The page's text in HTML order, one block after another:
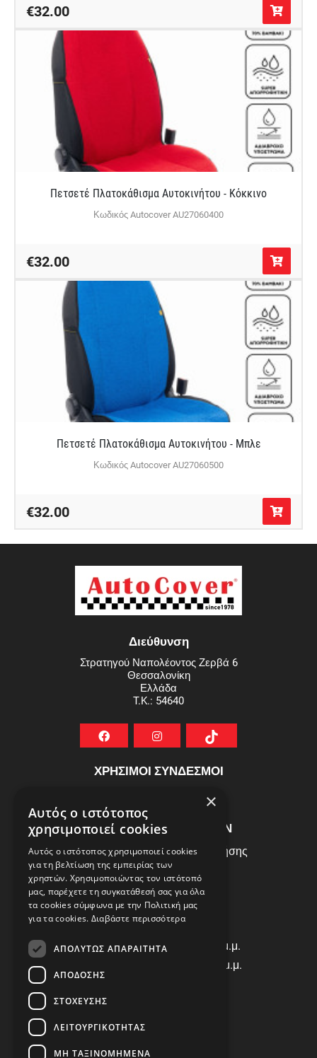
€32.00
Πετσετέ Πλατοκάθισμα Αυτοκινήτου - Κόκκινο
Κωδικός Autocover AU27060400
€32.00
Πετσετέ Πλατοκάθισμα Αυτοκινήτου - Μπλε
Κωδικός Autocover AU27060500
€32.00
Διεύθυνση
Στρατηγού Ναπολέοντος Ζερβά 6
Θεσσαλονίκη
Ελλάδα
T.K.: 54640
ΧΡΗΣΙΜΟΙ ΣΥΝΔΕΣΜΟΙ
ΕΞΥΠΗΡΕΤΗΣΗ ΠΕΛΑΤΩΝ
Πολιτική Δεδομένων - Όροι Χρήσης
Πολιτική Επιστροφών
Όροι Χρήσης
ΩΡΑΡΙΟ ΛΕΙΤΟΥΡΓΙΑΣ
Δ | Τ | Τ | Π: 8:00 π.μ. - 18:00 μ.μ.
Παρασκευή: 8:00 π.μ. - 14:00 μ.μ.
×
Αυτός ο ιστότοπος
χρησιμοποιεί cookies
Αυτός ο ιστότοπος χρησιμοποιεί cookies
για τη βελτίωση της εμπειρίας των
χρηστών. Χρησιμοποιώντας τον ιστότοπό
μας, παρέχετε τη συγκατάθεσή σας για όλα
τα cookies σύμφωνα με την Πολιτική μας
για τα cookies. Διαβάστε περισσότερα
ΑΠΟΛΎΤΩΣ ΑΠΑΡΑΊΤΗΤΑ
ΑΠΌΔΟΣΗΣ
ΣΤΌΧΕΥΣΗΣ
ΛΕΙΤΟΥΡΓΙΚΌΤΗΤΑΣ
ΜΗ ΤΑΞΙΝΟΜΗΜΈΝΑ